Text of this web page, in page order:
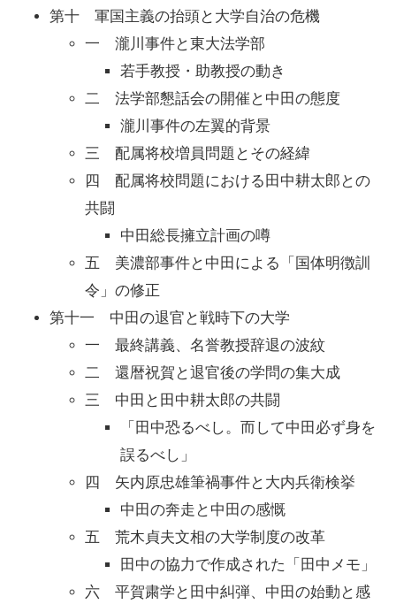
第十 軍国主義の抬頭と大学自治の危機
一 瀧川事件と東大法学部
若手教授・助教授の動き
二 法学部懇話会の開催と中田の態度
瀧川事件の左翼的背景
三 配属将校増員問題とその経緯
四 配属将校問題における田中耕太郎との
共闘
中田総長擁立計画の噂
五 美濃部事件と中田による「国体明徴訓
令」の修正
第十一 中田の退官と戦時下の大学
一 最終講義、名誉教授辞退の波紋
二 還暦祝賀と退官後の学問の集大成
三 中田と田中耕太郎の共闘
「田中恐るべし。而して中田必ず身を
誤るべし」
四 矢内原忠雄筆禍事件と大内兵衛検挙
中田の奔走と中田の感慨
五 荒木貞夫文相の大学制度の改革
田中の協力で作成された「田中メモ」
六 平賀粛学と田中糾弾、中田の始動と感